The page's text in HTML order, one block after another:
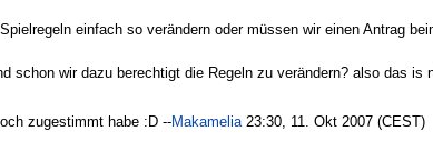
einfach so verändern oder müssen wir einen Antrag
wir dazu berechtigt die Regeln zu verändern? also das is
zugestimmt habe :D --Makamelia23:30, 11. Okt 2007 (CEST)